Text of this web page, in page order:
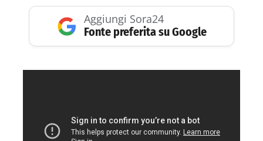
Aggiungi Sora24
Fonte preferita su Google